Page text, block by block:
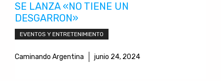
SE LANZA «NO TIENE UN
DESGARRON»
EVENTOS Y ENTRETENIMIENTO
Caminando Argentina junio 24, 2024